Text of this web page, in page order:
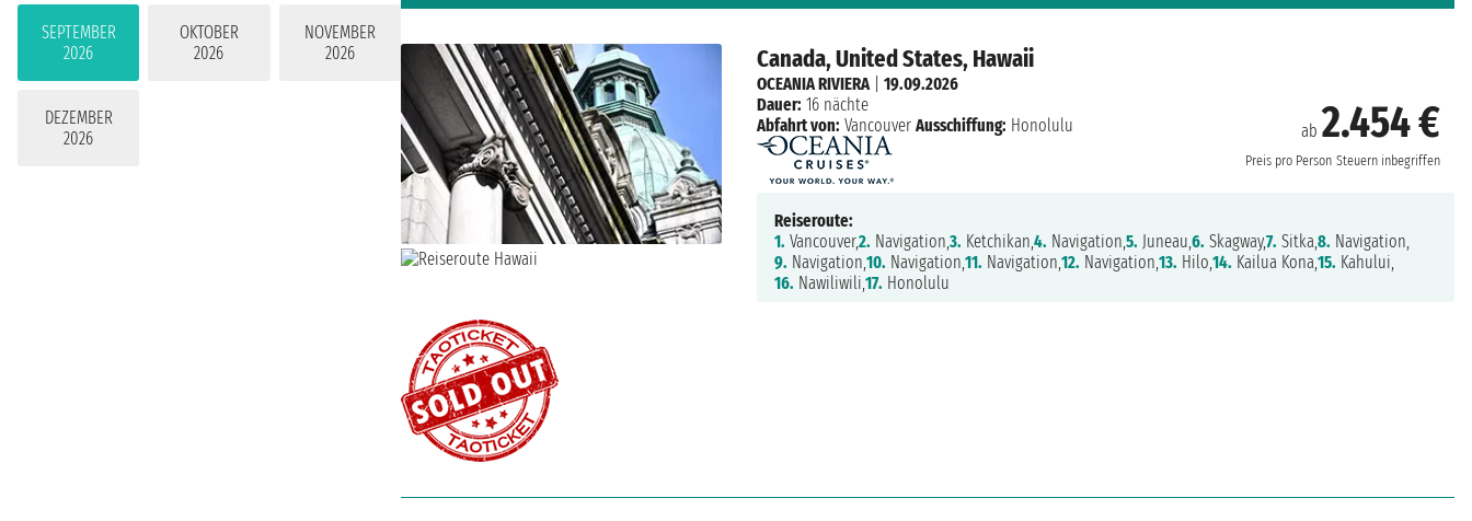
SEPTEMBER
2026
OKTOBER
2026
NOVEMBER
2026
DEZEMBER
2026
Canada, United States, Hawaii
ab 2.454 €
Preis pro Person Steuern inbegriffen
OCEANIA RIVIERA| 19.09.2026
Dauer: 16 nächte
Abfahrt von: Vancouver Ausschiffung: Honolulu
Reiseroute:
1. Vancouver,2. Navigation,3. Ketchikan,4. Navigation,5. Juneau,6. Skagway,7. Sitka,8. Navigation,
9. Navigation,10. Navigation,11. Navigation,12. Navigation,13. Hilo,14. Kailua Kona,15. Kahului,
16. Nawiliwili,17. Honolulu